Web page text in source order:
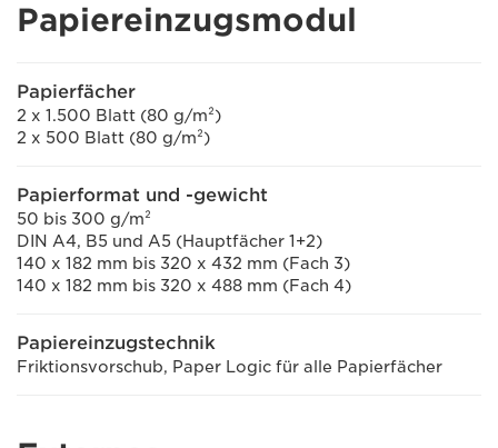
Papiereinzugsmodul
Papierfächer
2 x 1.500 Blatt (80 g/m²)
2 x 500 Blatt (80 g/m²)
Papierformat und -gewicht
50 bis 300 g/m²
DIN A4, B5 und A5 (Hauptfächer 1+2)
140 x 182 mm bis 320 x 432 mm (Fach 3)
140 x 182 mm bis 320 x 488 mm (Fach 4)
Papiereinzugstechnik
Friktionsvorschub, Paper Logic für alle Papierfächer